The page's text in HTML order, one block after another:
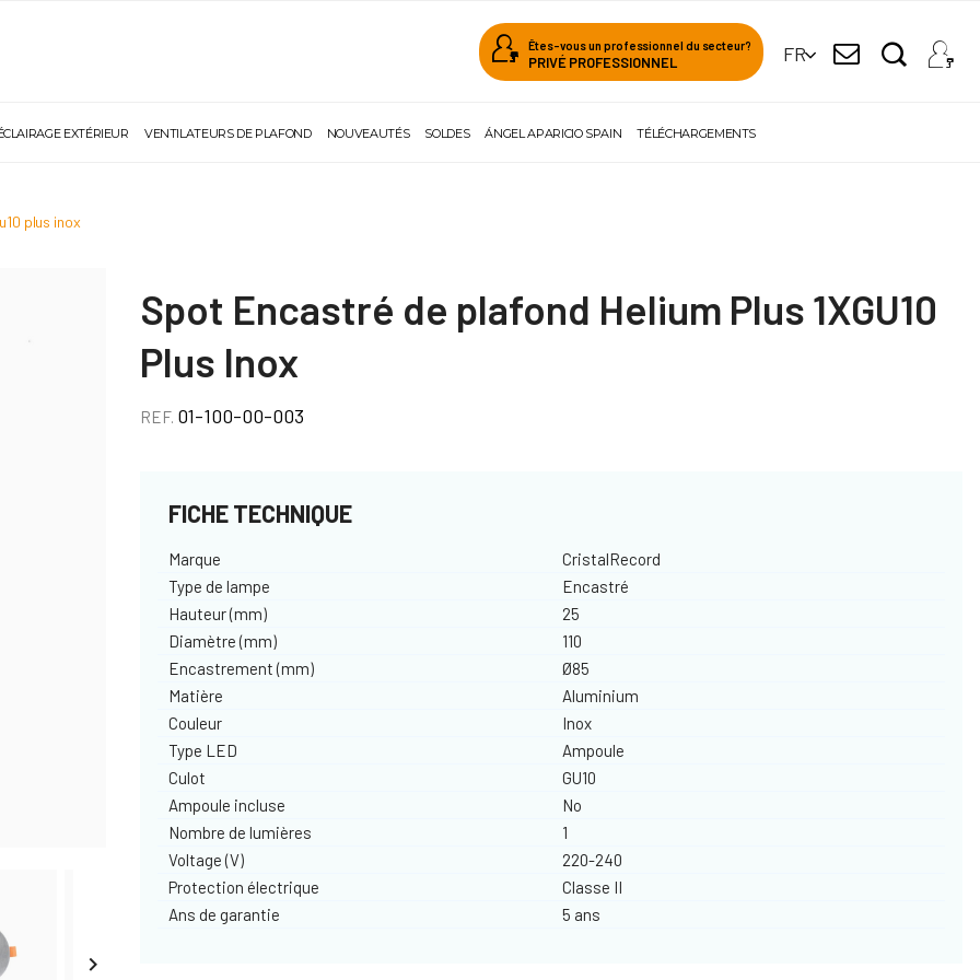
Êtes-vous un professionnel du secteur?
PRIVÉ PROFESSIONNEL FR
EXTÉRIEUR VENTILATEURS DE PLAFOND NOUVEAUTÉS SOLDES ÁNGEL APARICIO SPAIN TÉLÉCHARGEMENTS
plus inox

Spot Encastré de plafond Helium Plus 1XGU10
Plus Inox
REF. 01-100-00-003
FICHE TECHNIQUE
Marque
CristalRecord
Type de lampe
Encastré
Hauteur (mm)
25
Diamètre (mm)
110
Encastrement (mm)
Ø85
Matière
Aluminium
Couleur
Inox
Type LED
Ampoule
Culot
GU10
Ampoule incluse
No
Nombre de lumières
1
Voltage (V)
220-240
Protection électrique
Classe II
Ans de garantie
5 ans